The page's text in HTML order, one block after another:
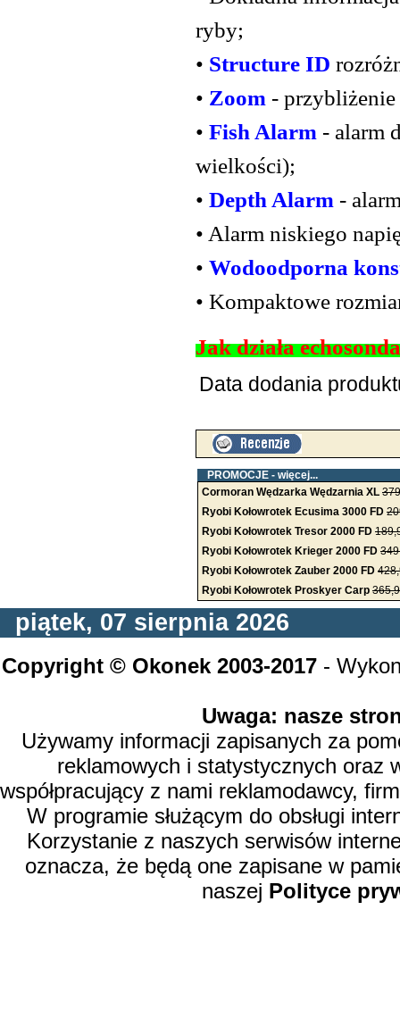
ryby;
• Structure ID
• Zoom -
• Fish Alarm - alarm
wielkości);
• Depth Alarm -
• Alarm niskiego
• Wodoodporna
• Kompaktowe
Jak działa
Data dodania
PROMOCJE - więcej...
Cormoran Wędzarka Wędzarnia XL
Ryobi Kołowrotek Ecusima 3000 FD
Ryobi Kołowrotek Tresor 2000 FD
Ryobi Kołowrotek Krieger 2000 FD
Ryobi Kołowrotek Zauber 2000 FD
Ryobi Kołowrotek Proskyer Carp
piątek, 07 sierpnia 2026
Copyright © Okonek 2003-2017-
Uwaga: nasze
Używamy informacji zapisanych za
reklamowych i statystycznych oraz
współpracujący z nami reklamodawcy,
W programie służącym do obsługi
Korzystanie z naszych serwisów
oznacza, że będą one zapisane w
naszej Polityce